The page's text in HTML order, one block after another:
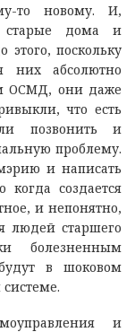
то новому. И,
старые дома и
поскольку
них абсолютно
ОСМД, они даже
что есть
позвонить и
проблему.
и написать
создается
и непонятно,
людей старшего
болезненным
в шоковом
и